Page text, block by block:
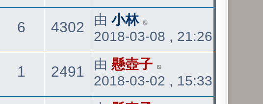
看
發
表
6回
4302 觀
看
最
後
發
表
由 小林
2018-03-08 , 21:26
1 2491 觀最
後
發
由 懸壺子
2018-03-02 , 15:33